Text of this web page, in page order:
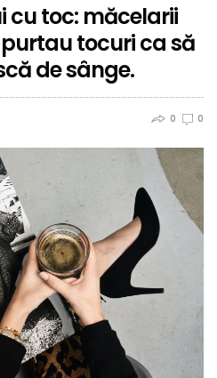
cu toc: măcelarii
tocuri ca să
de sânge.
0 0